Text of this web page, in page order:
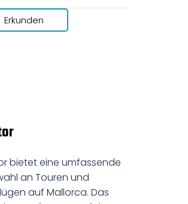
Erkunden
bietet eine umfassende
an Touren und
auf Mallorca. Das